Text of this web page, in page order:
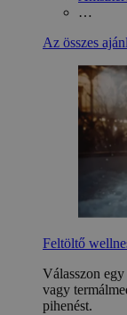
…
Az összes
Feltöltő
Válasszon
vagy
pihenést.